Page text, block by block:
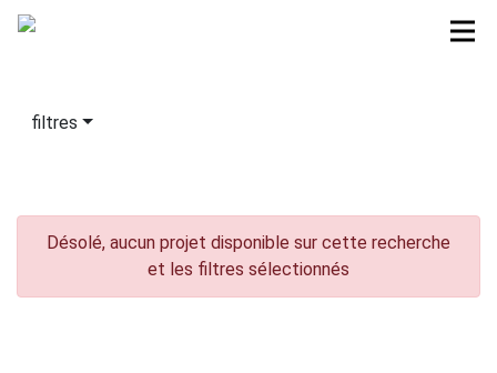
filtres
Désolé, aucun projet disponible sur cette recherche
et les filtres sélectionnés